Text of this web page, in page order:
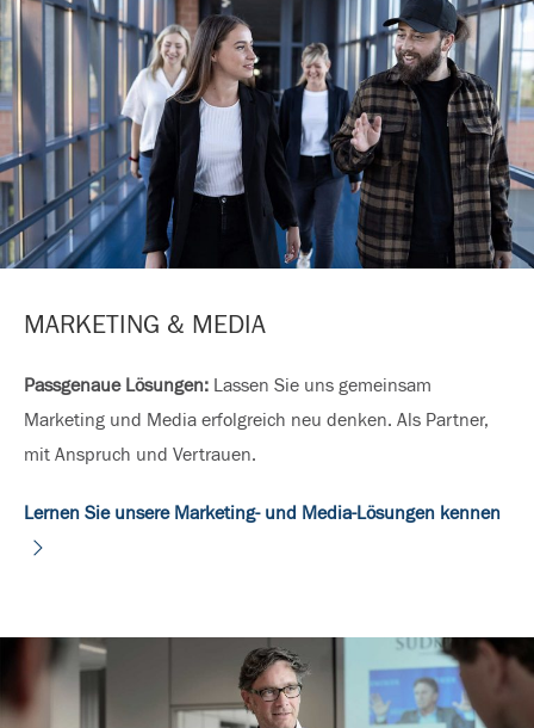
MARKETING & MEDIA
Passgenaue Lösungen: Lassen Sie uns gemeinsam
Marketing und Media erfolgreich neu denken. Als Partner,
mit Anspruch und Vertrauen.
Lernen Sie unsere Marketing- und Media-Lösungen kennen